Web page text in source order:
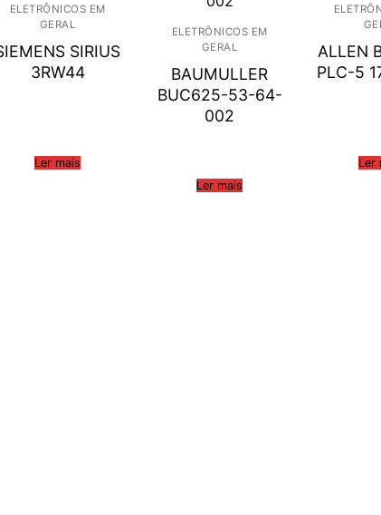
ELETRÔNICOS EM
GERAL
SIRIUS
3RW44
Ler mais
ELETRÔNICOS EM
GERAL
BAUMULLER
BUC625-53-64-
002
Ler mais
ALLEN
PLC-5
Ler